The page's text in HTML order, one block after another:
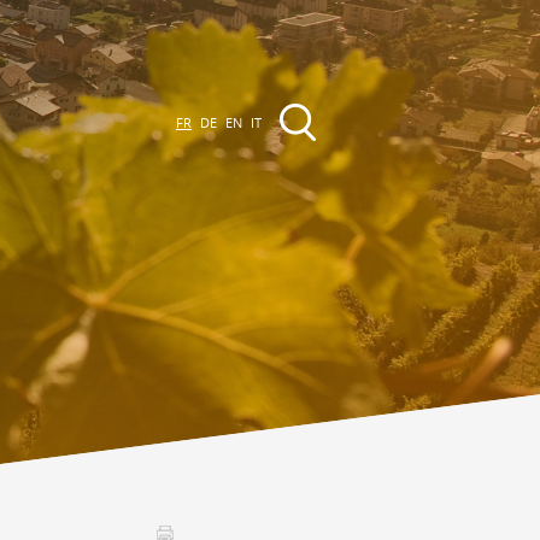
EVÈNEMENTS &
ACTIVITÉS
Activités dans la région
Promenades
Agenda des Manifestations
FR DE EN IT